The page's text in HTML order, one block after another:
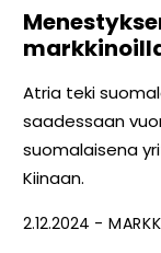
Atria teki
saadessaan
suomalaisena
Kiinaan.
2.12.2024